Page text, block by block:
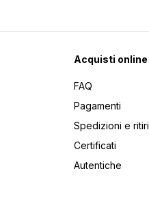
Acquisti online
FAQ
Pagamenti
Spedizioni e ritiri
Certificati
Autentiche